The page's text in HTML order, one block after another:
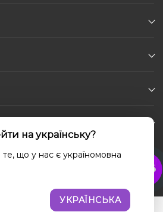
сети
на українську?
що у нас є україномовна
УКРАЇНСЬКА